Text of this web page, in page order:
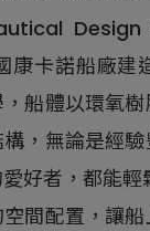
康卡諾船廠建
船體以環氧
，無論是經
好者，都能輕
間配置，讓